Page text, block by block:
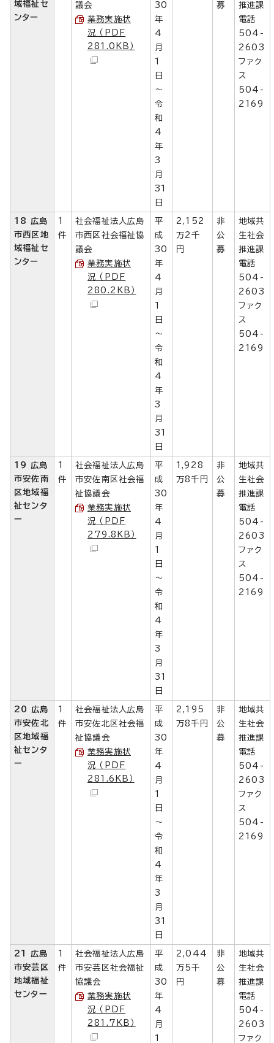
域福祉セ
ンター
議会
業務実施状
況 （PDF
281.0KB）
30
年
4
月
1
日
～
令
和
4
年
3
月
31
日
募
推進課
電話
504-
2603
ファク
ス
504-
2169
18 広島
市西区地
域福祉セ
ンター
1
件
社会福祉法人広島
市西区社会福祉協
議会
業務実施状
況 （PDF
280.2KB）
平
成
30
年
4
月
1
日
～
令
和
4
年
3
月
31
日
2,152
万2千
円
非
公
募
地域共
生社会
推進課
電話
504-
2603
ファク
ス
504-
2169
19 広島
市安佐南
区地域福
祉センタ
ー
1
件
社会福祉法人広島
市安佐南区社会福
祉協議会
業務実施状
況 （PDF
279.8KB）
平
成
30
年
4
月
1
日
～
令
和
4
年
3
月
31
日
1,928
万8千円
非
公
募
地域共
生社会
推進課
電話
504-
2603
ファク
ス
504-
2169
20 広島
市安佐北
区地域福
祉センタ
ー
1
件
社会福祉法人広島
市安佐北区社会福
祉協議会
業務実施状
況 （PDF
281.6KB）
平
成
30
年
4
月
1
日
～
令
和
4
年
3
月
31
日
2,195
万8千円
非
公
募
地域共
生社会
推進課
電話
504-
2603
ファク
ス
504-
2169
21 広島
市安芸区
地域福祉
センター
1
件
社会福祉法人広島
市安芸区社会福祉
協議会
業務実施状
況 （PDF
281.7KB）
平
成
30
年
4
月
1
2,044
万5千
円
非
公
募
地域共
生社会
推進課
電話
504-
2603
ファク